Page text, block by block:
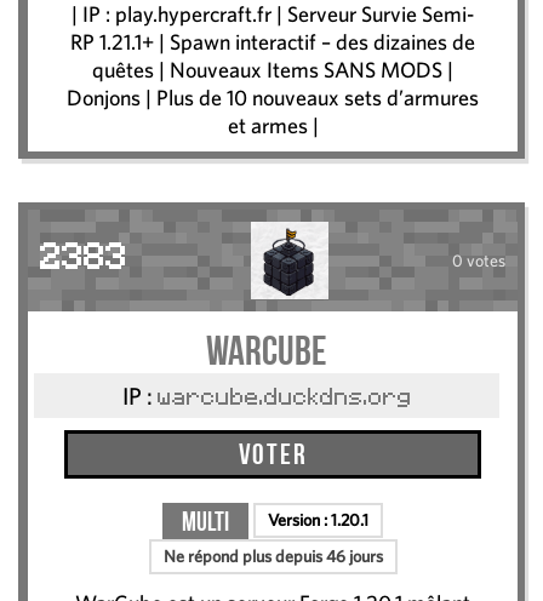
| IP : play.hypercraft.fr | Serveur Survie Semi-
RP 1.21.1+ | Spawn interactif – des dizaines de
quêtes | Nouveaux Items SANS MODS |
Donjons | Plus de 10 nouveaux sets d’armures
et armes |
2383 0 votes
Warcube
IP : warcube.duckdns.org
Voter
Multi Version :1.20.1
Ne répond plus depuis 46 jours